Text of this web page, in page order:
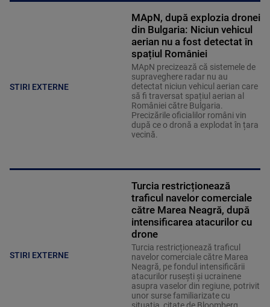
STIRI EXTERNE
MApN, după explozia dronei
din Bulgaria: Niciun vehicul
aerian nu a fost detectat în
spațiul României
MApN precizează că sistemele de
supraveghere radar nu au
detectat niciun vehicul aerian care
să fi traversat spațiul aerian al
României către Bulgaria.
Precizările oficialilor români vin
după ce o dronă a explodat în țara
vecină.
STIRI EXTERNE
Turcia restricționează
traficul navelor comerciale
către Marea Neagră, după
intensificarea atacurilor cu
drone
Turcia restricționează traficul
navelor comerciale către Marea
Neagră, pe fondul intensificării
atacurilor rusești și ucrainene
asupra vaselor din regiune, potrivit
unor surse familiarizate cu
situația, citate de Bloomberg.